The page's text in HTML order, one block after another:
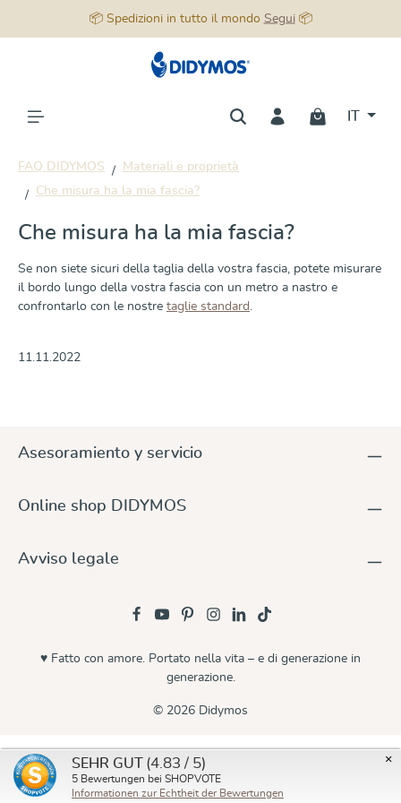
📦 Spedizioni in tutto il mondo Segui📦
FAQ DIDYMOS
Materiali e proprietà
Che misura ha la mia fascia?
Che misura ha la mia fascia?
Se non siete sicuri della taglia della vostra fascia, potete misurare
il bordo lungo della vostra fascia con un metro a nastro e
confrontarlo con le nostre taglie standard .
11.11.2022
Asesoramiento y servicio
Online shop DIDYMOS
Avviso legale
© 2026 Didymos
♥ Fatto con amore. Portato nella vita – e di generazione in
generazione.
×
SEHR GUT (4.83 / 5)
5 Bewertungen bei SHOPVOTE
Informationen zur Echtheit der Bewertungen